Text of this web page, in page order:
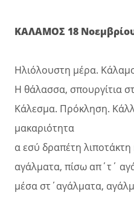
ΚΑΛΑΜΟΣ 18
Ηλιόλουστη μέρα.
Η θάλασσα, σπουργίτια
Κάλεσμα. Πρόκληση.
μακαριότητα
α εσύ δραπέτη
αγάλματα, πίσω απ΄τ΄
μέσα στ΄αγάλματα,